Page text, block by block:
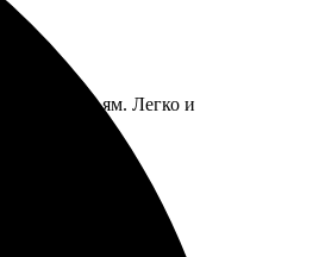
друзьям. Легко и